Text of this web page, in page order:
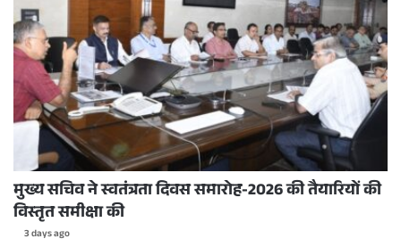
मुख्य सचिव ने स्वतंत्रता दिवस समारोह-2026 की तैयारियों की
विस्तृत समीक्षा की
3 days ago